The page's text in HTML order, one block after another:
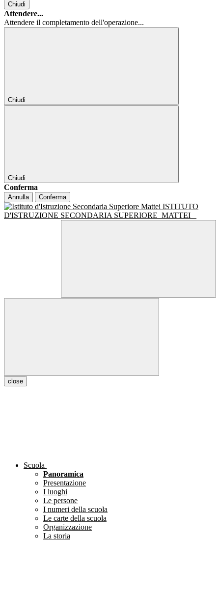
Chiudi
Attendere...
Attendere il completamento dell'operazione...
Chiudi
Chiudi
Conferma
Annulla Conferma
ISTITUTO
D'ISTRUZIONE SECONDARIA SUPERIORE MATTEI
close
Scuola
Panoramica
Presentazione
I luoghi
Le persone
I numeri della scuola
Le carte della scuola
Organizzazione
La storia